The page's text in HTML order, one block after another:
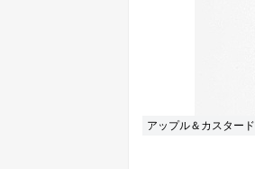
アップル＆カスタード